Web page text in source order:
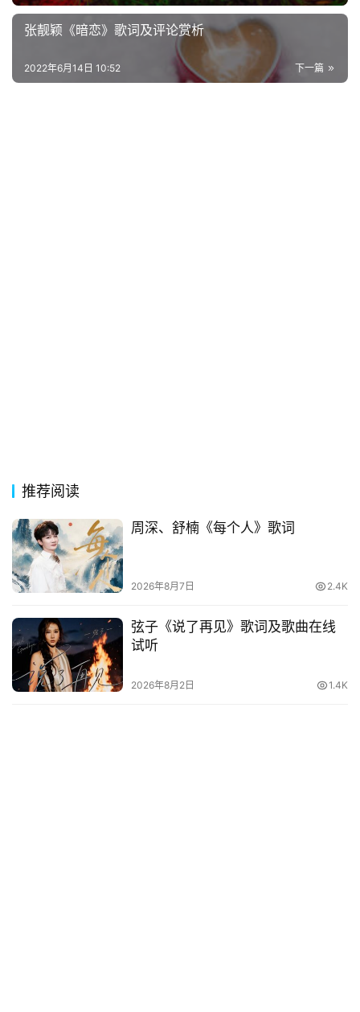
好
词
句
电
影
台
词
其
他
词
语
张靓颖《暗恋》歌词及评论赏析
下一篇
2022年6月14日 10:52
推荐阅读
周深、舒楠《每个人》歌词
2026年8月7日 2.4K
弦子《说了再见》歌词及歌曲在线
试听
2026年8月2日 1.4K